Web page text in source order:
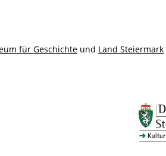
für Geschichte und Land Steiermark